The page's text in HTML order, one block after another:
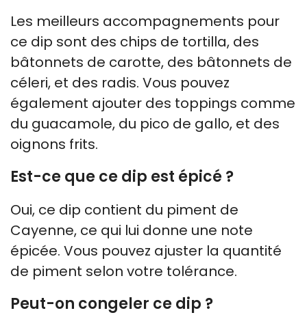
Les meilleurs accompagnements pour
ce dip sont des chips de tortilla, des
bâtonnets de carotte, des bâtonnets de
céleri, et des radis. Vous pouvez
également ajouter des toppings comme
du guacamole, du pico de gallo, et des
oignons frits.
Est-ce que ce dip est épicé ?
Oui, ce dip contient du piment de
Cayenne, ce qui lui donne une note
épicée. Vous pouvez ajuster la quantité
de piment selon votre tolérance.
Peut-on congeler ce dip ?